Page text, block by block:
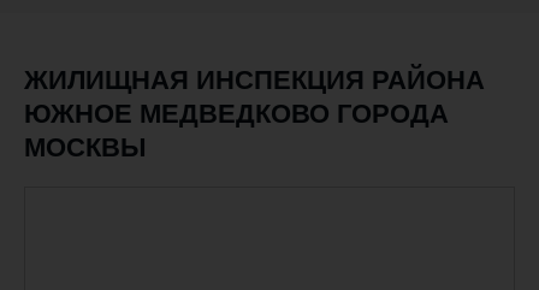
ЖИЛИЩНАЯ ИНСПЕКЦИЯ РАЙОНА
ЮЖНОЕ МЕДВЕДКОВО ГОРОДА
МОСКВЫ